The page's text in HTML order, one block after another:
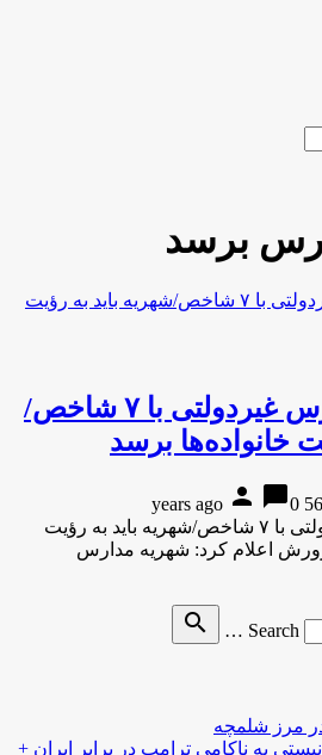
برسد
تعیین شهریه مدارس غیردولتی با ۷ شاخص/
خانواده‌ها برسد
56 years ago
person chat_bubble0
تعیین شهریه مدارس غیردولتی با ۷ شاخص/شهریه باید به رؤیت
اعلام کرد: شهریه مدارس
Search …
search
مرز شلمچه
به ناکامی ترامپ در برابر ایران +